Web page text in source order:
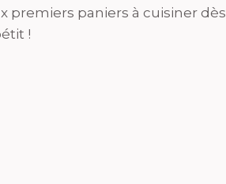
premiers paniers à cuisiner dès
!